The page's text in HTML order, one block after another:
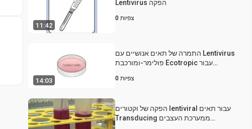
11:42
Lentivirus הפקה
0 צפיות
14:03
התמרה של תאים אנושיים עם Lentivirus
פולימר-ומורכבת Ecotropic עבור
0 צפיות
הפקה של וקטורים lentiviral עבור תאים
Transducing ממערכת העצבים